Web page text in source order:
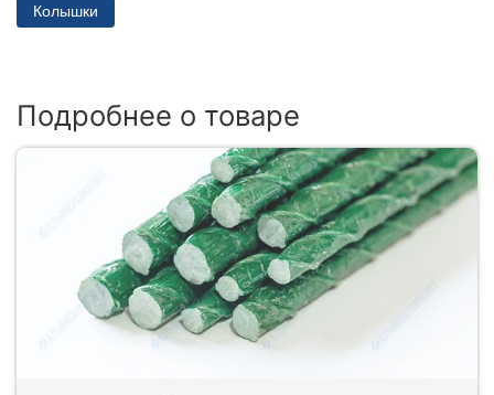
Колышки
Подробнее о товаре